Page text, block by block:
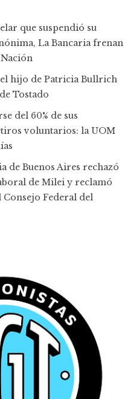
que suspendió su
La Bancaria frenan
hijo de Patricia Bullrich
Tostado
del 60% de sus
voluntarios: la UOM
de Buenos Aires rechazó
de Milei y reclamó
Federal del